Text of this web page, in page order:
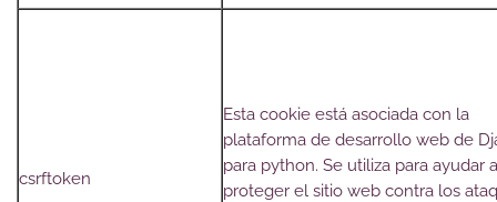
csrftoken
Esta cookie está asociada con la
plataforma de desarrollo web de
para python. Se utiliza para ayudar a
proteger el sitio web contra los